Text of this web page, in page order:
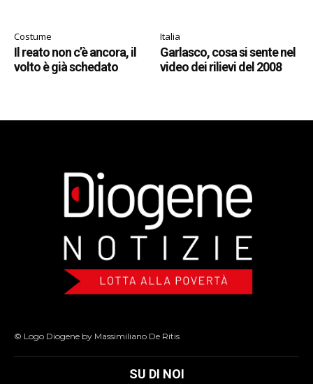
Costume
Il reato non c’è ancora, il
volto è già schedato
Italia
Garlasco, cosa si sente nel
video dei rilievi del 2008
© Logo Diogene by Massimiliano De Ritis
SU DI NOI